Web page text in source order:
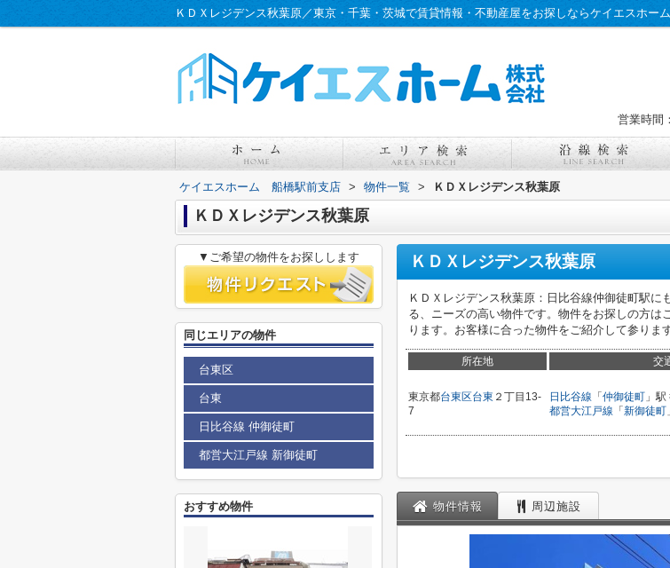
ＫＤＸレジデンス秋葉原／東京・千葉・茨城で賃貸情報・不動産屋をお探しならケイエスホーム
営業時間
ケイエスホーム 船橋駅前支店 > 物件一覧 > ＫＤＸレジデンス秋葉原
ＫＤＸレジデンス秋葉原
ＫＤＸレジデンス秋葉原
ＫＤＸレジデンス秋葉原：日比谷線仲御徒町駅
る、ニーズの高い物件です。物件をお探しの方
ります。お客様に合った物件をご紹介して参ります
所在地 交
東京都台東区台東 ２丁目13-
7
日比谷線 「 仲御徒町 」
都営大江戸線 「 新御徒町
物件情報 周辺施設
▼ご希望の物件をお探しします
同じエリアの物件
台東区
台東
日比谷線 仲御徒町
都営大江戸線 新御徒町
おすすめ物件